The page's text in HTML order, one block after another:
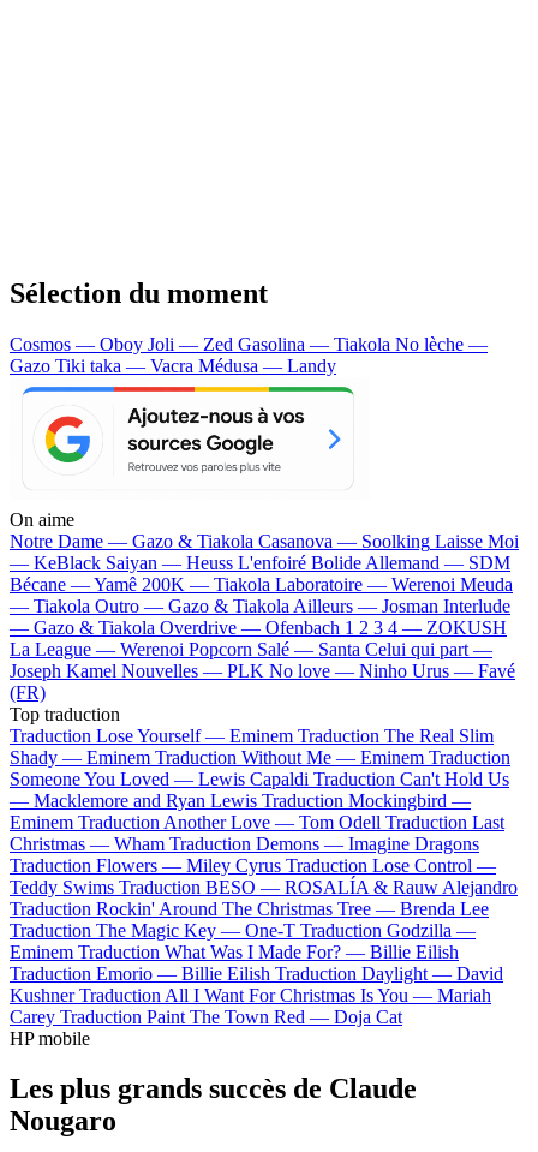
Sélection du moment
Cosmos — Oboy Joli — Zed Gasolina — Tiakola No lèche —
Gazo Tiki taka — Vacra Médusa — Landy
On aime
Notre Dame — Gazo & Tiakola Casanova — Soolking Laisse Moi
— KeBlack Saiyan — Heuss L'enfoiré Bolide Allemand — SDM
Bécane —Yamê 200K — Tiakola Laboratoire — Werenoi Meuda
— Tiakola Outro — Gazo & Tiakola Ailleurs — Josman Interlude
— Gazo & Tiakola Overdrive — Ofenbach 1 2 3 4 — ZOKUSH
La League — Werenoi Popcorn Salé — Santa Celui qui part —
Joseph Kamel Nouvelles — PLK No love — Ninho Urus — Favé
(FR)
Top traduction
Traduction Lose Yourself — Eminem Traduction The Real Slim
Shady — Eminem Traduction Without Me — Eminem Traduction
Someone You Loved — Lewis Capaldi Traduction Can't Hold Us
— Macklemore and Ryan Lewis Traduction Mockingbird —
Eminem Traduction Another Love — Tom Odell Traduction Last
Christmas — Wham Traduction Demons — Imagine Dragons
Traduction Flowers — Miley Cyrus Traduction Lose Control —
Teddy Swims Traduction BESO — ROSALÍA & Rauw Alejandro
Traduction Rockin' Around The Christmas Tree — Brenda Lee
Traduction The Magic Key — One-T Traduction Godzilla —
Eminem Traduction What Was I Made For? — Billie Eilish
Traduction Emorio — Billie Eilish Traduction Daylight — David
Kushner Traduction All I Want For Christmas Is You — Mariah
Carey Traduction Paint The Town Red — Doja Cat
HP mobile
Les plus grands succès de Claude
Nougaro